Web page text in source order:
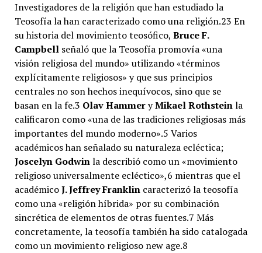
Investigadores de la religión que han estudiado la
Teosofía la han caracterizado como una religión.2​3​ En
su historia del movimiento teosófico, Bruce F.
Campbellseñaló que la Teosofía promovía «una
visión religiosa del mundo» utilizando «términos
explícitamente religiosos» y que sus principios
centrales no son hechos inequívocos, sino que se
basan en la fe.3​ Olav HammeryMikael Rothsteinla
calificaron como «una de las tradiciones religiosas más
importantes del mundo moderno».5​ Varios
académicos han señalado su naturaleza ecléctica;
Joscelyn Godwinla describió como un «movimiento
religioso universalmente ecléctico»,6​ mientras que el
académicoJ. Jeffrey Franklincaracterizó la teosofía
como una «religión híbrida» por su combinación
sincrética de elementos de otras fuentes.7​ Más
concretamente, la teosofía también ha sido catalogada
como un movimiento religioso new age.8​